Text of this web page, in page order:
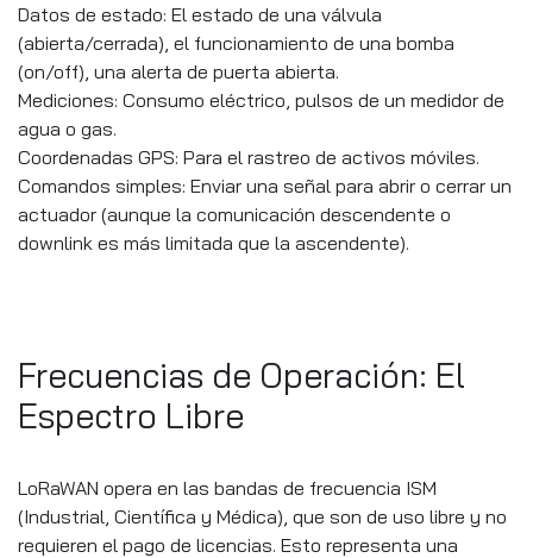
Datos de estado: El estado de una válvula
(abierta/cerrada), el funcionamiento de una bomba
(on/off), una alerta de puerta abierta.
Mediciones: Consumo eléctrico, pulsos de un medidor de
agua o gas.
Coordenadas GPS: Para el rastreo de activos móviles.
Comandos simples: Enviar una señal para abrir o cerrar un
actuador (aunque la comunicación descendente o
downlink es más limitada que la ascendente).
Frecuencias de Operación: El
Espectro Libre
LoRaWAN opera en las bandas de frecuencia ISM
(Industrial, Científica y Médica), que son de uso libre y no
requieren el pago de licencias. Esto representa una